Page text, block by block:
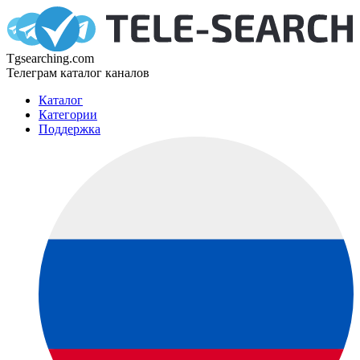
Tgsearching.com
Телеграм каталог каналов
Каталог
Категории
Поддержка